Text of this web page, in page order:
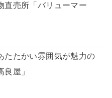
直売所「バリューマー
たたかい雰囲気が魅力の
屋」